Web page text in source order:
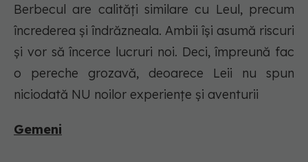
Berbecul are calități similare cu Leul, precum
încrederea și îndrăzneala. Ambii își asumă riscuri
și vor să încerce lucruri noi. Deci, împreună fac
o pereche grozavă, deoarece Leii nu spun
niciodată NU noilor experiențe și aventurii
Gemeni